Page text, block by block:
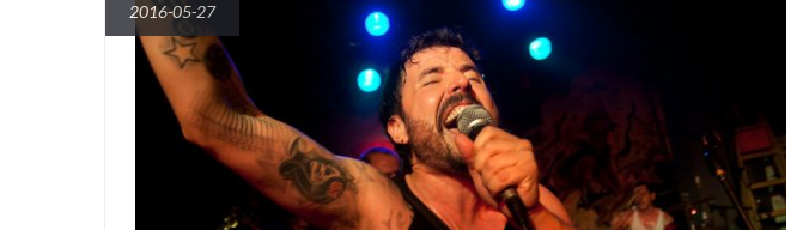
2016-05-27